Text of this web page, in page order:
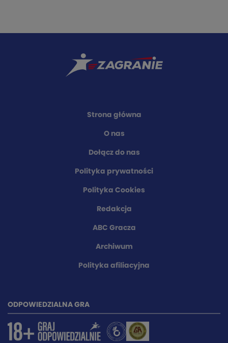
Strona główna
O nas
Dołącz do nas
Polityka prywatności
Polityka Cookies
Redakcja
ABC Gracza
Archiwum
Polityka afiliacyjna
ODPOWIEDZIALNA GRA